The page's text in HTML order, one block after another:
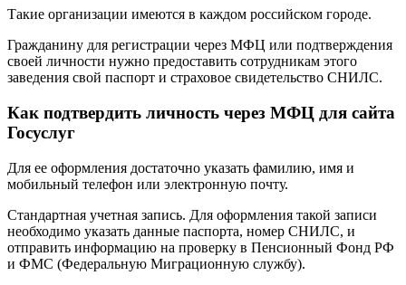
Такие организации имеются в каждом российском городе.
Гражданину для регистрации через МФЦ или подтверждения
своей личности нужно предоставить сотрудникам этого
заведения свой паспорт и страховое свидетельство СНИЛС.
Как подтвердить личность через МФЦ для сайта
Госуслуг
Для ее оформления достаточно указать фамилию, имя и
мобильный телефон или электронную почту.
Стандартная учетная запись. Для оформления такой записи
необходимо указать данные паспорта, номер СНИЛС, и
отправить информацию на проверку в Пенсионный Фонд РФ
и ФМС (Федеральную Миграционную службу).